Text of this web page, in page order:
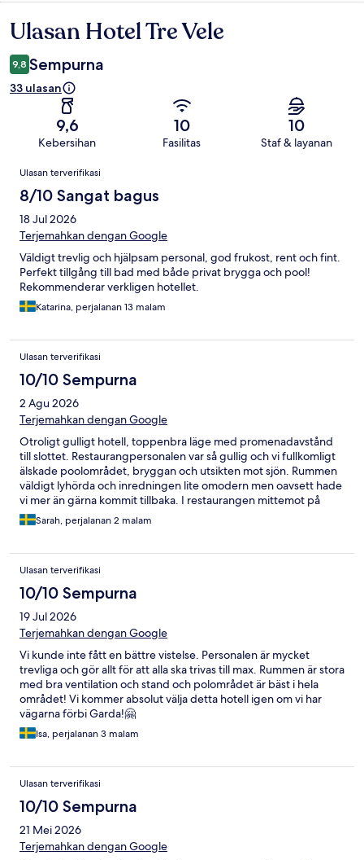
Ulasan
Ulasan Hotel Tre Vele
9,8 Sempurna
33 ulasan
9,6
Kebersihan
10
Fasilitas
10
Staf & layanan
Ulasan
Ulasan terverifikasi
8/10 Sangat bagus
18 Jul 2026
Terjemahkan dengan Google
Väldigt trevlig och hjälpsam personal, god frukost, rent och fint.
Perfekt tillgång till bad med både privat brygga och pool!
Rekommenderar verkligen hotellet.
Katarina, perjalanan 13 malam
Ulasan terverifikasi
10/10 Sempurna
2 Agu 2026
Terjemahkan dengan Google
Otroligt gulligt hotell, toppenbra läge med promenadavstånd
till slottet. Restaurangpersonalen var så gullig och vi fullkomligt
älskade poolområdet, bryggan och utsikten mot sjön. Rummen
väldigt lyhörda och inredningen lite omodern men oavsett hade
vi mer än gärna kommit tillbaka. I restaurangen mittemot på
gatan åt jag den bästa pizzan på hela resan med Burrata och
pistage, missa inte denna!
Sarah, perjalanan 2 malam
Ulasan terverifikasi
10/10 Sempurna
19 Jul 2026
Terjemahkan dengan Google
Vi kunde inte fått en bättre vistelse. Personalen är mycket
trevliga och gör allt för att alla ska trivas till max. Rummen är stora
med bra ventilation och stand och polområdet är bäst i hela
området! Vi kommer absolut välja detta hotell igen om vi har
vägarna förbi Garda!🤗
Isa, perjalanan 3 malam
Ulasan terverifikasi
10/10 Sempurna
21 Mei 2026
Terjemahkan dengan Google